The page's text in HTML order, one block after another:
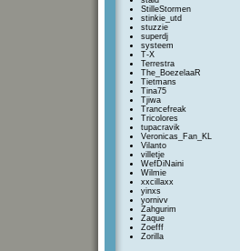
StilleStormen
stinkie_utd
stuzzie
superdj
systeem
T-X
Terrestra
The_BoezelaaR
Tietmans
Tina75
Tjiwa
Trancefreak
Tricolores
tupacravik
Veronicas_Fan_KL
Vilanto
villetje
WefDiNaini
Wilmie
xxcillaxx
yinxs
yornivv
Zahgurim
Zaque
Zoefff
Zorilla